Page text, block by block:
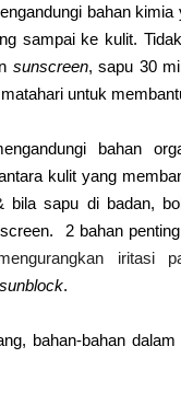
bahan
sampai ke kulit.
sunscreen, sapu 30
untuk
bahan
kulit yang
bila sapu di badan,
2 bahan
iritasi
sunblock.
bahan-bahan dalam